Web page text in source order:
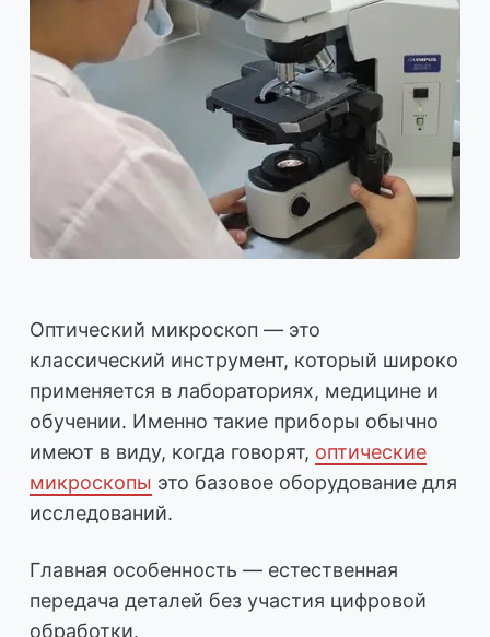
Оптический микроскоп — это
классический инструмент, который широко
применяется в лабораториях, медицине и
обучении. Именно такие приборы обычно
имеют в виду, когда говорят, оптические
микроскопы это базовое оборудование для
исследований.
Главная особенность — естественная
передача деталей без участия цифровой
обработки.